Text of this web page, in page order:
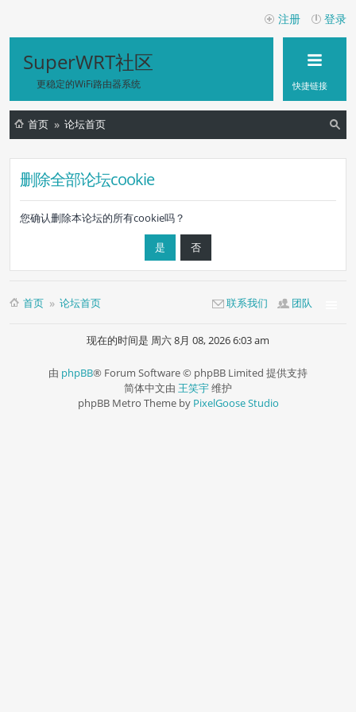
登录
注册
SuperWRT社区
更稳定的WiFi路由器系统 快捷链接
首页
论坛首页
删除全部论坛cookie
您确认删除本论坛的所有cookie吗？
首页 论坛首页 团队
联系我们
现在的时间是 周六 8月 08, 2026 6:03 am
由 phpBB® Forum Software © phpBB Limited 提供支持
简体中文由 王笑宇维护
phpBB Metro Theme by PixelGoose Studio